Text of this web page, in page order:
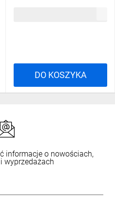
DO KOSZYKA
informacje o nowościach,
wyprzedażach